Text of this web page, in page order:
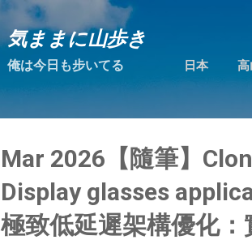
気ままに山歩き
俺は今日も步いてる 日本 高
Mar 2026【隨筆】
Display glasses
極致低延遲架構優化